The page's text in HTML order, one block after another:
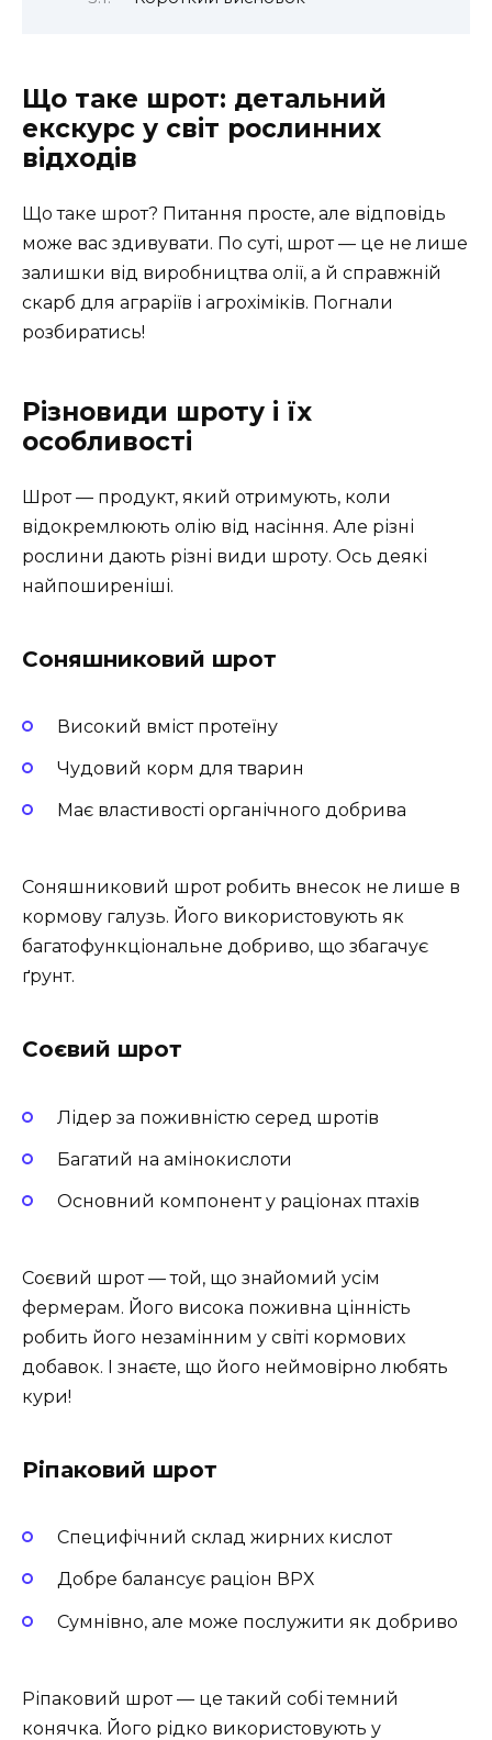
Що таке шрот: детальний
екскурс у світ рослинних
відходів
Що таке шрот? Питання просте, але відповідь
може вас здивувати. По суті, шрот — це не лише
залишки від виробництва олії, а й справжній
скарб для аграріїв і агрохіміків. Погнали
розбиратись!
Різновиди шроту і їх
особливості
Шрот — продукт, який отримують, коли
відокремлюють олію від насіння. Але різні
рослини дають різні види шроту. Ось деякі
найпоширеніші.
Соняшниковий шрот
Високий вміст протеїну
Чудовий корм для тварин
Має властивості органічного добрива
Соняшниковий шрот робить внесок не лише в
кормову галузь. Його використовують як
багатофункціональне добриво, що збагачує
ґрунт.
Соєвий шрот
Лідер за поживністю серед шротів
Багатий на амінокислоти
Основний компонент у раціонах птахів
Соєвий шрот — той, що знайомий усім
фермерам. Його висока поживна цінність
робить його незамінним у світі кормових
добавок. І знаєте, що його неймовірно любять
кури!
Ріпаковий шрот
Специфічний склад жирних кислот
Добре балансує раціон ВРХ
Сумнівно, але може послужити як добриво
Ріпаковий шрот — це такий собі темний
конячка. Його рідко використовують у